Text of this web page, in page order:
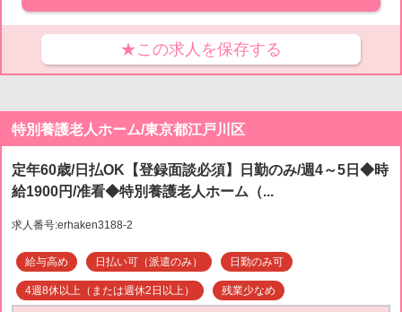
★この求人を保存する
特別養護老人ホーム/東京都江戸川区
定年60歳/日払OK【登録面談必須】日勤のみ/週4～5日◆時
給1900円/准看◆特別養護老人ホーム（...
求人番号:erhaken3188-2
給与高め 日払い可（派遣のみ） 日勤のみ可
4週8休以上（または週休2日以上） 残業少なめ